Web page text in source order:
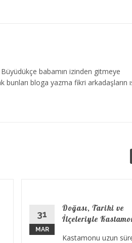
babamın izinden gitmeye
bloga yazma fikri arkadaşların
31
MAR
Doğası, Tarihi ve
İlçeleriyle
Kastamonu uzun